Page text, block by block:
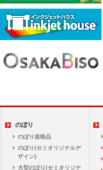
のぼり
のぼり規格品
のぼり(セミオリジナルデ
ザイン)
大型のぼり(セミオリジナ